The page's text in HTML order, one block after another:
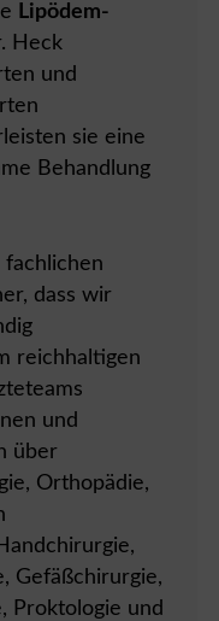
Lipödem-
Heck
und
sie eine
Behandlung
dass wir
reichhaltigen
und
über
Orthopädie,
Gefäßchirurgie,
Proktologie und